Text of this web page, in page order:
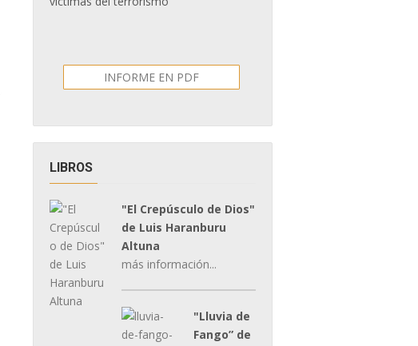
INFORME EN PDF
LIBROS
"El Crepúsculo de Dios"
de Luis Haranburu
Altuna
más información...
"Lluvia de
Fango” de